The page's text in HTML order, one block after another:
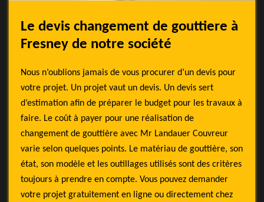
Le devis changement de gouttiere à
Fresney de notre société
Nous n’oublions jamais de vous procurer d’un devis pour
votre projet. Un projet vaut un devis. Un devis sert
d’estimation afin de préparer le budget pour les travaux à
faire. Le coût à payer pour une réalisation de
changement de gouttière avec Mr Landauer Couvreur
varie selon quelques points. Le matériau de gouttière, son
état, son modèle et les outillages utilisés sont des critères
toujours à prendre en compte. Vous pouvez demander
votre projet gratuitement en ligne ou directement chez